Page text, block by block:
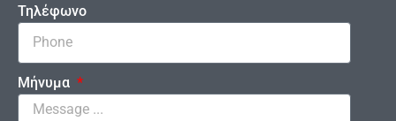
Τηλέφωνο
Μήνυμα